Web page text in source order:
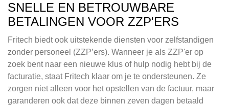
SNELLE EN BETROUWBARE
BETALINGEN VOOR ZZP'ERS
Fritech biedt ook uitstekende diensten voor zelfstandigen
zonder personeel (ZZP’ers). Wanneer je als ZZP'er op
zoek bent naar een nieuwe klus of hulp nodig hebt bij de
facturatie, staat Fritech klaar om je te ondersteunen. Ze
zorgen niet alleen voor het opstellen van de factuur, maar
garanderen ook dat deze binnen zeven dagen betaald